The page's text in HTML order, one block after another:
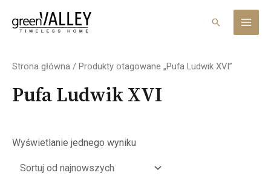
content
Search
Strona główna / Produkty otagowane „Pufa Ludwik XVI”
Pufa Ludwik XVI
Wyświetlanie jednego wyniku